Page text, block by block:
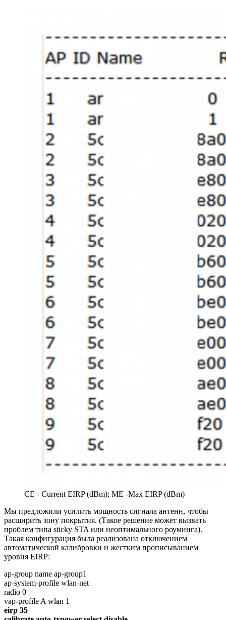
CE - Current EIRP (dBm); ME -Max EIRP (dBm)
Мы предложили усилить мощность сигнала антенн, чтобы
расширить зону покрытия. (Такое решение может вызвать
проблем типа sticky STA или неоптимального роуминга).
Такая конфигурация была реализована отключением
автоматической калибровки и жестким прописыванием
уровня EIRP:
ap-group name ap-group1
ap-system-profile wlan-net
radio 0
vap-profile A wlan 1
eirp 35